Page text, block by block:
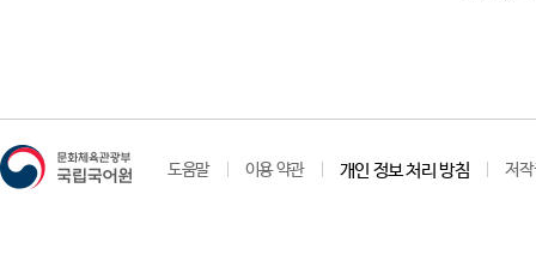
도움말 이용 약관 개인 정보 처리 방침 저